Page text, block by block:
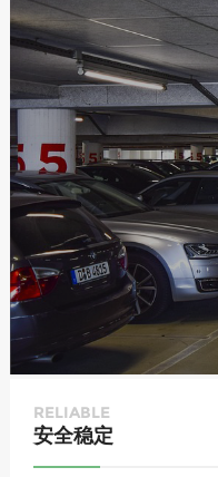
目
目的地充电站是指位于停车场
充电车辆长时间停留，在停车
程，提
RELIABLE
安全稳定